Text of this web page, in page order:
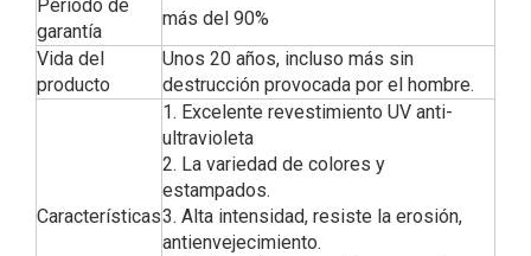
Período de
garantía
más del 90%
Vida del
producto
Unos 20 años, incluso más sin
destrucción provocada por el hombre.
Características
1. Excelente revestimiento UV anti-
ultravioleta
2. La variedad de colores y
estampados.
3. Alta intensidad, resiste la erosión,
antienvejecimiento.